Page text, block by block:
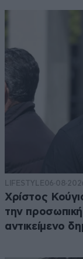
LIFESTYLE
Χρίστος
την
αντικείμενο